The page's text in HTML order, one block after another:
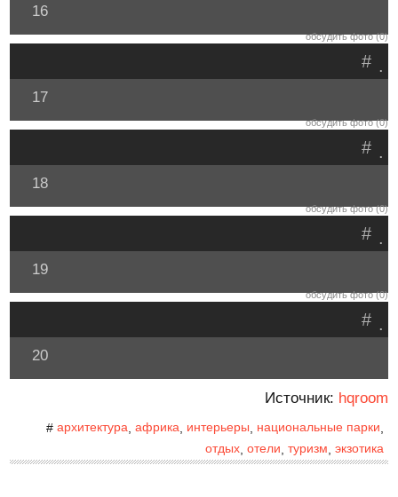
16
обсудить фото (0)
.
#
17
обсудить фото (0)
.
#
18
обсудить фото (0)
.
#
19
обсудить фото (0)
.
#
20
Источник: hqroom
# архитектура, африка, интерьеры национальные парки
отдых, отели туризм экзотика